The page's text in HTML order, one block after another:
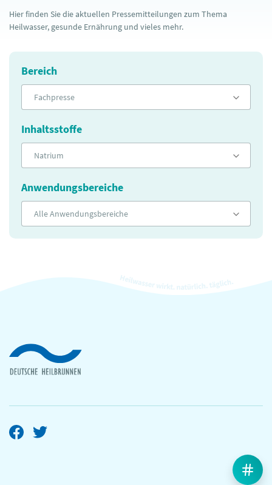
Hier finden Sie die aktuellen Pressemitteilungen zum Thema
Heilwasser, gesunde Ernährung und vieles mehr.
Bereich
Fachpresse
Inhaltsstoffe
Natrium
Anwendungsbereiche
Alle Anwendungsbereiche